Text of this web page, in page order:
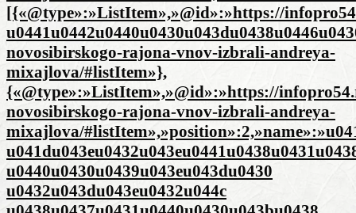
[{«@type»:»ListItem»,»@id»:»https://
novosibirskogo-rajona-vnov-izbrali-andreya-
mixajlova/#listItem»},
{«@type»:»ListItem»,»@id»:»https://
novosibirskogo-rajona-vnov-izbrali-andreya-
mixajlova/
u0440u0430u0439u043eu043du0430
u0432u043du043eu0432u044c